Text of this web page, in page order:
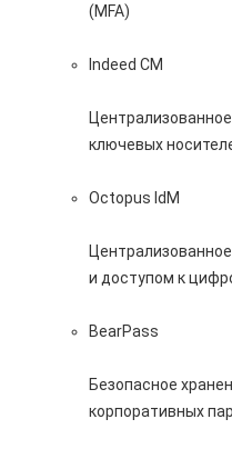
(MFA)
Indeed CM
ключевых
Octopus IdM
и доступом к
BearPass
Безопасное
корпоративных